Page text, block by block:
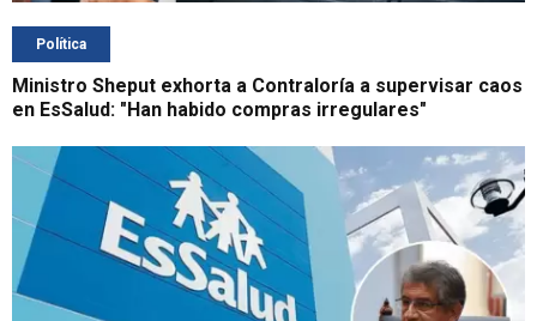
Política
Ministro Sheput exhorta a Contraloría a supervisar caos
en EsSalud: "Han habido compras irregulares"